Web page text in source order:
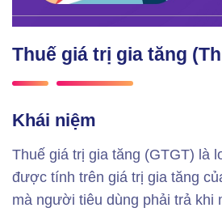
Thuế giá trị gia tăng
Khái niệm
Thuế giá trị gia tăng (GTGT) là
được tính trên giá trị gia tăng
mà người tiêu dùng phải trả khi